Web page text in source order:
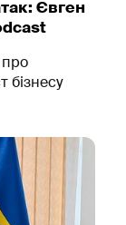
Євген
про
бізнесу